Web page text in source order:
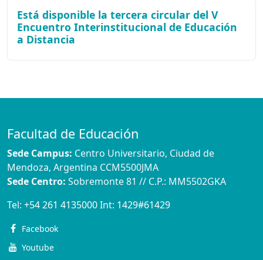
Está disponible la tercera circular del V
Encuentro Interinstitucional de Educación
a Distancia
Facultad de Educación
Sede Campus: Centro Universitario, Ciudad de
Mendoza, Argentina CCM5500JMA
Sede Centro: Sobremonte 81 // C.P.: MM5502GKA
Tel: +54 261 4135000Int: 1429#61429
Facebook
Youtube